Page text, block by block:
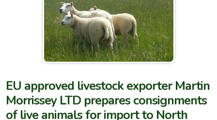
EU approved livestock exporter Martin
Morrissey LTD prepares consignments
of live animals for import to North